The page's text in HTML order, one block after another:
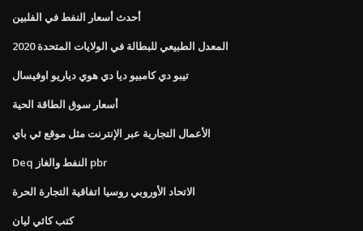
أحدث أسعار النفط في الفلبين
المعدل الطبيعي للبطالة في الولايات المتحدة 2020
تيبو دي كامبيو ديا دي هوي دياريو اوفيسال
أسعار سوق الطاقة الحية
الأعمال التجارية عبر الإنترنت مثل موقع ئي باي
Deq النفط والغاز pbr
الاتحاد الأوروبي روسيا اتفاقية التجارة الحرة
كتب كاثي ليان